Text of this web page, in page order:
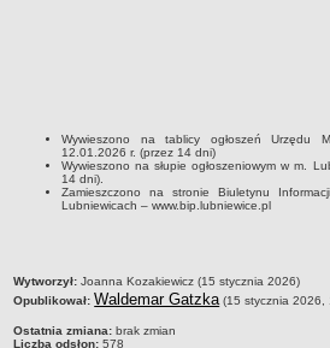
Regulamin i schemat organizacyjny
Przewodnik po urzędzie
Kodeks etyczny
RADA MIEJSKA
Dyżury Przewodniczącego Rady Miejskiej
Wywieszono na tablicy ogłoszeń Urzędu
12.01.2026 r. (przez 14 dni)
Wywieszono na słupie ogłoszeniowym w m.
14 dni).
Zamieszczono na stronie Biuletynu
Lubniewicach – www.bip.lubniewice.pl
metryczka
Wytworzył: Joanna Kozakiewicz (15 stycznia 2026)
Opublikował: Waldemar Gatzka (15 stycznia 2026,
Ostatnia zmiana: brak zmian
Liczba odsłon: 578